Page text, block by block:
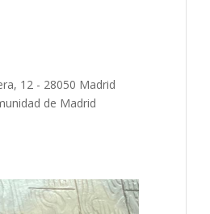
12 - 28050 Madrid
de Madrid